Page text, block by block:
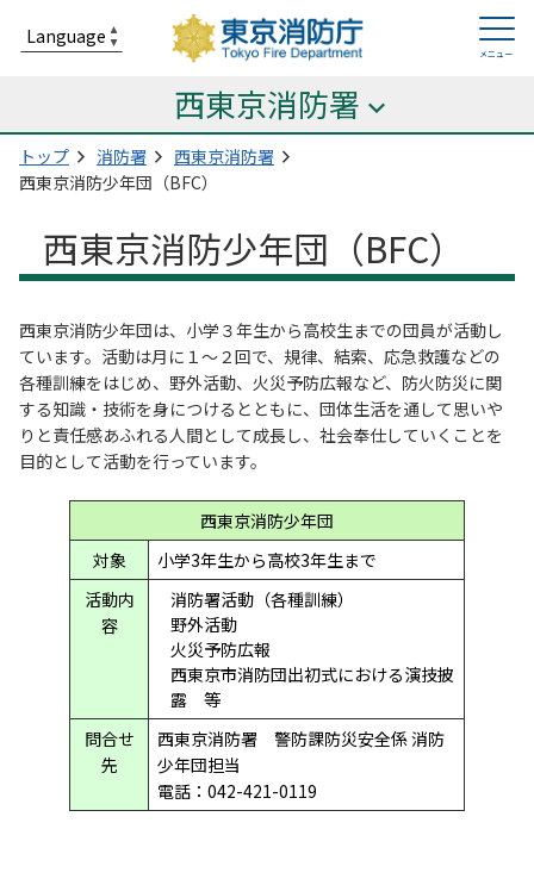
西東京消防署
トップ 消防署
西東京消防署
西東京消防少年団（BFC）
西東京消防少年団（BFC）
西東京消防少年団は、小学３年生から高校生までの団員が活動し
ています。活動は月に１～２回で、規律、結索、応急救護などの
各種訓練をはじめ、野外活動、火災予防広報など、防火防災に関
する知識・技術を身につけるとともに、団体生活を通して思いや
りと責任感あふれる人間として成長し、社会奉仕していくことを
目的として活動を行っています。
西東京消防少年団
対象
小学3年生から高校3年生まで
活動内
容
消防署活動（各種訓練）
野外活動
火災予防広報
西東京市消防団出初式における演技披
露 等
問合せ
先
西東京消防署 警防課防災安全係 消防
少年団担当
電話：042-421-0119